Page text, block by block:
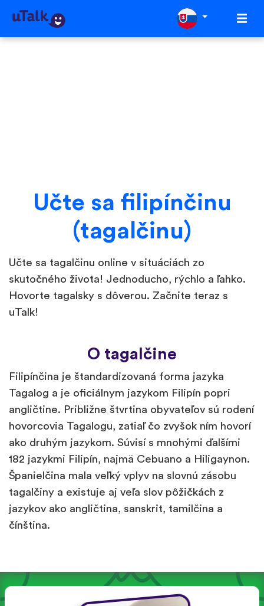
Učte sa filipínčinu
(tagalčinu)
Učte sa tagalčinu online v situáciách zo
skutočného života! Jednoducho, rýchlo a ľahko.
Hovorte tagalsky s dôverou. Začnite teraz s
uTalk!
O tagalčine
Filipínčina je štandardizovaná forma jazyka
Tagalog a je oficiálnym jazykom Filipín popri
angličtine. Približne štvrtina obyvateľov sú rodení
hovorcovia Tagalogu, zatiaľ čo zvyšok ním hovorí
ako druhým jazykom. Súvisí s mnohými ďalšími
182 jazykmi Filipín, najmä Cebuano a Hiligaynon.
Španielčina mala veľký vplyv na slovnú zásobu
tagalčiny a existuje aj veľa slov pôžičkách z
jazykov ako angličtina, sanskrit, tamilčina a
čínština.